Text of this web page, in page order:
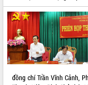
VIDEO
đồng chí Trần Vĩnh Cảnh,